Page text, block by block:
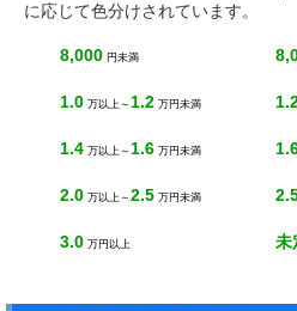
に応じて色分けされています。
8,000 円未満
1.0 万以上～ 1.2 万円未満
1.4 万以上～ 1.6 万円未満
2.0 万以上～ 2.5 万円未満
3.0 万円以上 未